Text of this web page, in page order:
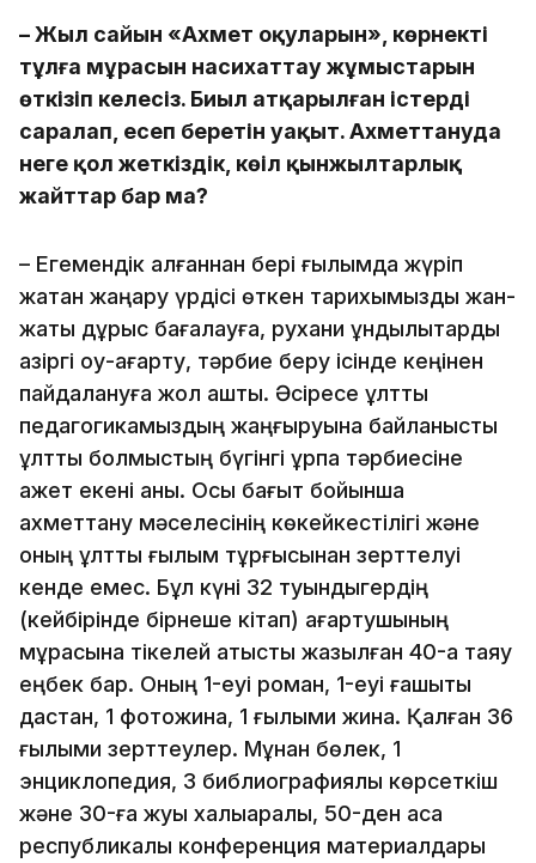
– Жыл сайын «Ахмет оқуларын», көрнекті
тұлға мұрасын насихаттау жұмыстарын
өткізіп келесіз. Биыл атқарылған істерді
саралап, есеп беретін уақыт. Ахметтануда
неге қол жеткіздік, көңіл қынжылтарлық
жайттар бар ма?
– Егемендік алғаннан бері ғылымда жүріп
жатқан жаңару үрдісі өткен тарихымызды жан-
жақты дұрыс бағалауға, рухани құндылықтарды
қазіргі оқу-ағарту, тәрбие беру ісінде кеңінен
пайдалануға жол ашты. Әсіресе ұлттық
педагогикамыздың жаңғыруына байланысты
ұлттық болмыстың бүгінгі ұрпақ тәрбиесіне
қажет екені анық. Осы бағыт бойынша
ахметтану мәселесінің көкейкестілігі және
оның ұлттық ғылым тұрғысынан зерттелуі
кенде емес. Бұл күні 32 туындыгердің
(кейбірінде бірнеше кітап) ағартушының
мұрасына тікелей қатысты жазылған 40-қа таяу
еңбек бар. Оның 1-еуі роман, 1-еуі ғашықтық
дастан, 1 фотожинақ, 1 ғылыми жинақ. Қалған 36
ғылыми зерттеулер. Мұнан бөлек, 1
энциклопедия, 3 библиографиялық көрсеткіш
және 30-ға жуық халықаралық, 50-ден аса
республикалық конференция материалдары